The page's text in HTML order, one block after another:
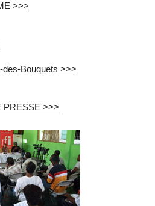
>>>
des-Bouquets >>>
PRESSE >>>